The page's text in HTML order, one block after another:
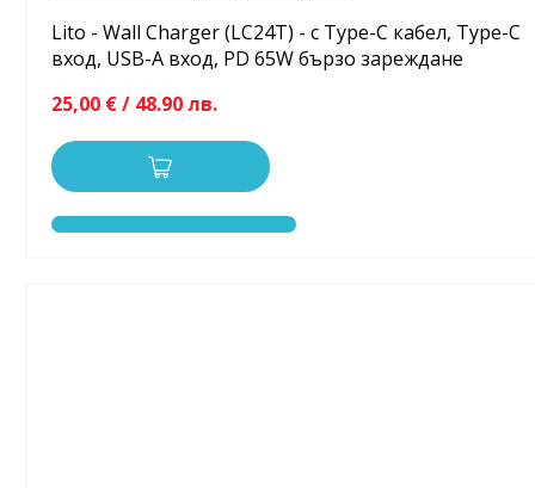
Lito - Wall Charger (LC24T) - с Type-C кабел, Type-C
вход, USB-A вход, PD 65W бързо зареждане
25,00 € / 48.90 лв.